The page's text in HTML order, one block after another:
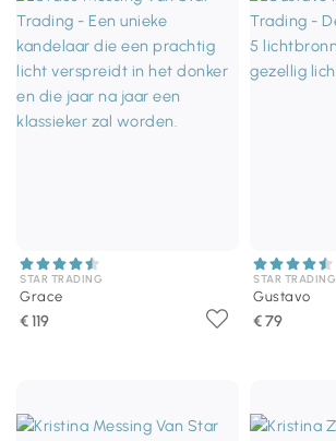
STAR TRADING
Grace
€ 119
STAR TRADING
Gustavo
€ 79